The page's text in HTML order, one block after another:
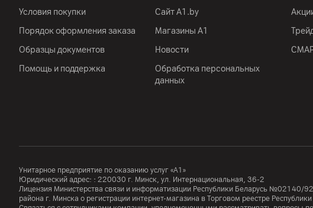
Условия покупки
Порядок оформления заказа
Образцы документов
Помощь и поддержка
Сайт A1.by
Магазины А1
Новости
Обработка персональных
данных
Унитарное предприятие по оказанию услуг «А1»
Юридический адрес: : 220030 г. Минск, ул. Интернациональная, 36-2
Лицензия Министерства связи и информатизации Республики Беларусь №02140/
района г. Минска о регистрации интернет-магазина в Торговом реестре